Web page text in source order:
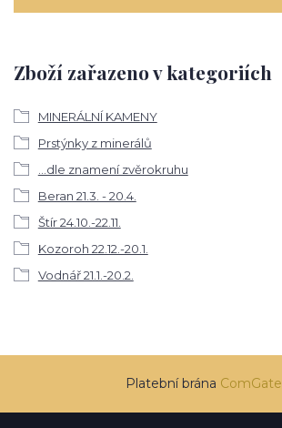
Zboží zařazeno v kategoriích
MINERÁLNÍ KAMENY
Prstýnky z minerálů
...dle znamení zvěrokruhu
Beran 21.3. - 20.4.
Štír 24.10.-22.11.
Kozoroh 22.12.-20.1.
Vodnář 21.1.-20.2.
Platební brána ComGate